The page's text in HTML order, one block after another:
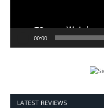
00:00
LATEST REVIEWS